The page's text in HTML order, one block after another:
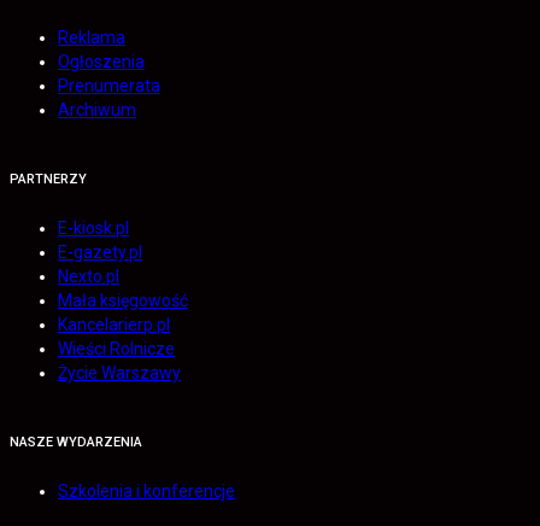
Reklama
Ogłoszenia
Prenumerata
Archiwum
PARTNERZY
E-kiosk.pl
E-gazety.pl
Nexto.pl
Mała księgowość
Kancelarierp.pl
Wieści Rolnicze
Życie Warszawy
NASZE WYDARZENIA
Szkolenia i konferencje